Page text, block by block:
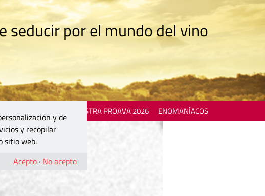
seducir por el mundo del vino
MOSTRA PROAVA 2026 ENOMANÍACOS
y de
y recopilar
sitio web.
Acepto · No acepto